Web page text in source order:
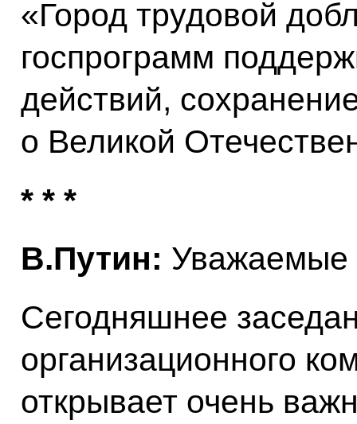
«Город трудовой
госпрограмм
действий,
о Великой
* * *
В.Путин: Уважаемые
Сегодняшнее
организационного
открывает очень